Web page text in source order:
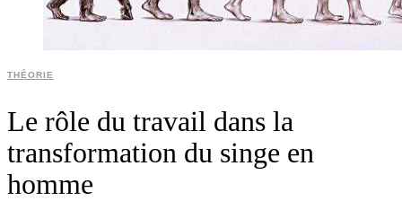
THÉORIE
Le rôle du travail dans la
transformation du singe en
homme